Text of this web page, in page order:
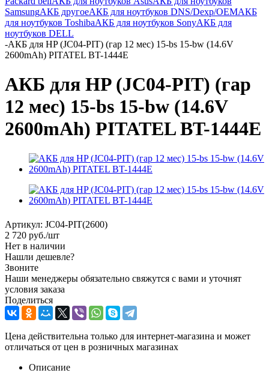
SamsungАКБ другоеАКБ для ноутбуков DNS/Dexp/OEMАКБ
для ноутбуков ToshibaАКБ для ноутбуков SonyАКБ для
ноутбуков DELL
-АКБ для HP (JC04-PIT) (гар 12 мес) 15-bs 15-bw (14.6V
2600mAh) PITATEL BT-1444E
АКБ для HP (JC04-PIT) (гар
12 мес) 15-bs 15-bw (14.6V
2600mAh) PITATEL BT-1444E
Артикул: JC04-PIT(2600)
2 720 руб./шт
Нет в наличии
Нашли дешевле?
Звоните
Наши менеджеры обязательно свяжутся с вами и уточнят
условия заказа
Поделиться
Цена действительна только для интернет-магазина и может
отличаться от цен в розничных магазинах
Описание